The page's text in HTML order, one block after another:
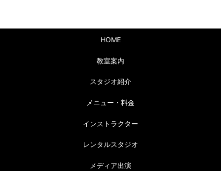
HOME
教室案内
スタジオ紹介
メニュー・料金
インストラクター
レンタルスタジオ
メディア出演